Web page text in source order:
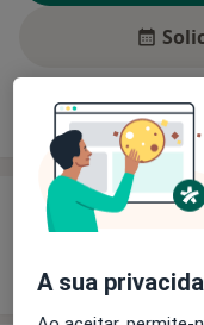
Experiência
Experiência
A sua